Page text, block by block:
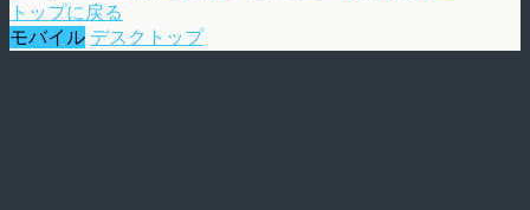
トップに戻る
モバイル デスクトップ